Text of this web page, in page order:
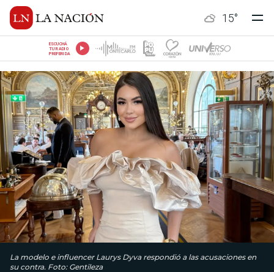
15°
ESCUCHÁ
TU RADIO
PREFERIDA
La modelo e influencer Laurys Dyva respondió a las acusaciones en
su contra. Foto: Gentileza